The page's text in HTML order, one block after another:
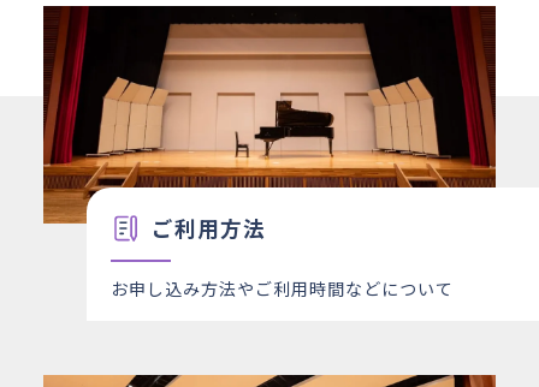
ご利用方法
お申し込み方法やご利用時間などについて